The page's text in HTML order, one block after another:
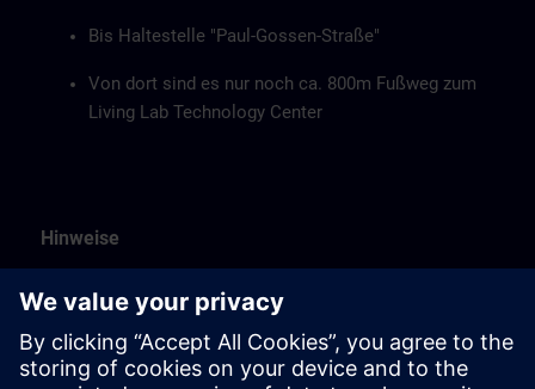
Bis Haltestelle "Paul-Gossen-Straße"
Von dort sind es nur noch ca. 800m Fußweg zum
Living Lab Technology Center
Hinweise
Verpflegung
Essen, Kaffee und Wasser erhalten Sie unentgeltlich.